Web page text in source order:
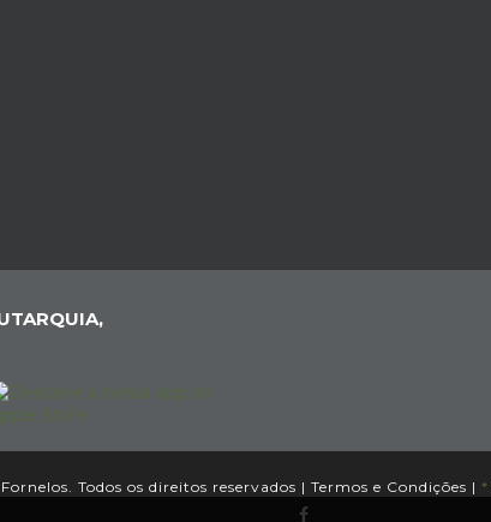
Todos os direitos reservados | Termos e Condições | *